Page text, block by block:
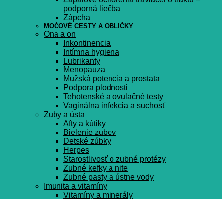
podporná liečba
Zápcha
MOČOVÉ CESTY A OBLIČKY
Ona a on
Inkontinencia
Intímna hygiena
Lubrikanty
Menopauza
Mužská potencia a prostata
Podpora plodnosti
Tehotenské a ovulačné testy
Vaginálna infekcia a suchosť
Zuby a ústa
Afty a kútiky
Bielenie zubov
Detské zúbky
Herpes
Starostlivosť o zubné protézy
Zubné kefky a nite
Zubné pasty a ústne vody
Imunita a vitamíny
Vitamíny a minerály